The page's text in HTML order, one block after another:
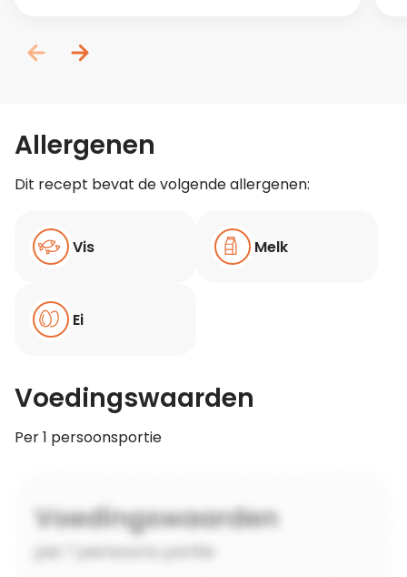
Allergenen
Dit recept bevat de volgende allergenen:
Vis Melk
Ei
Voedingswaarden
Per 1 persoonsportie